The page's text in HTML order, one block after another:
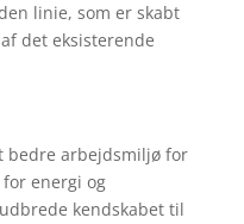
linie, som er skabt
det eksisterende
bedre arbejdsmiljø for
energi og
kendskabet til